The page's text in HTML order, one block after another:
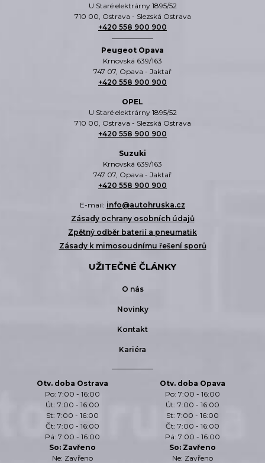
U Staré elektrárny 1895/52
710 00, Ostrava - Slezská Ostrava
+420 558 900 900
Peugeot Opava
Krnovská 639/163
747 07, Opava - Jaktař
+420 558 900 900
OPEL
U Staré elektrárny 1895/52
710 00, Ostrava - Slezská Ostrava
+420 558 900 900
Suzuki
Krnovská 639/163
747 07, Opava - Jaktař
+420 558 900 900
E-mail: info@autohruska.cz
Zásady ochrany osobních údajů
Zpětný odběr baterií a pneumatik
Zásady k mimosoudnímu řešení sporů
UŽITEČNÉ ČLÁNKY
O nás
Novinky
Kontakt
Kariéra
Otv. doba Ostrava
Po: 7:00 - 16:00
Út: 7:00 - 16:00
St: 7:00 - 16:00
Čt: 7:00 - 16:00
Pá: 7:00 - 16:00
So: Zavřeno
Ne: Zavřeno
Otv. doba Opava
Po: 7:00 - 16:00
Út: 7:00 - 16:00
St: 7:00 - 16:00
Čt: 7:00 - 16:00
Pá: 7:00 - 16:00
So: Zavřeno
Ne: Zavřeno